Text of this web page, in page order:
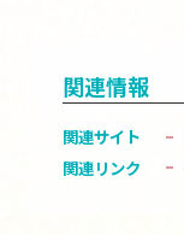
関連情報
関連サイト
関連リンク